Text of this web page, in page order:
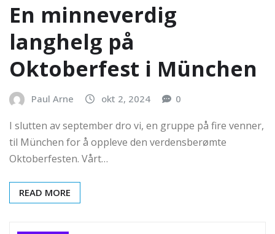
En minneverdig
langhelg på
Oktoberfest i München
Paul Arne okt 2, 2024 0
I slutten av september dro vi, en gruppe på fire venner,
til München for å oppleve den verdensberømte
Oktoberfesten. Vårt…
READ MORE